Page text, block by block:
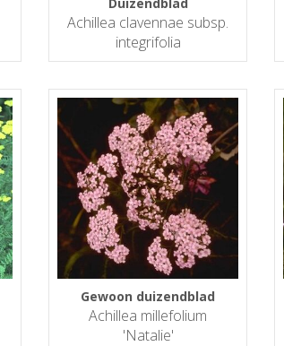
Achillea clavennae subsp.
integrifolia
Gewoon duizendblad
Achillea millefolium
'Natalie'